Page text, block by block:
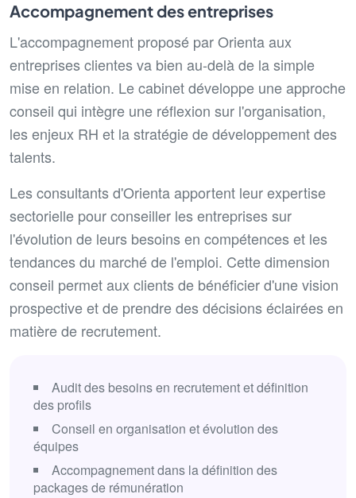
Accompagnement des entreprises
L'accompagnement proposé par Orienta aux
entreprises clientes va bien au-delà de la simple
mise en relation. Le cabinet développe une approche
conseil qui intègre une réflexion sur l'organisation,
les enjeux RH et la stratégie de développement des
talents.
Les consultants d'Orienta apportent leur expertise
sectorielle pour conseiller les entreprises sur
l'évolution de leurs besoins en compétences et les
tendances du marché de l'emploi. Cette dimension
conseil permet aux clients de bénéficier d'une vision
prospective et de prendre des décisions éclairées en
matière de recrutement.
Audit des besoins en recrutement et définition
des profils
Conseil en organisation et évolution des
équipes
Accompagnement dans la définition des
packages de rémunération